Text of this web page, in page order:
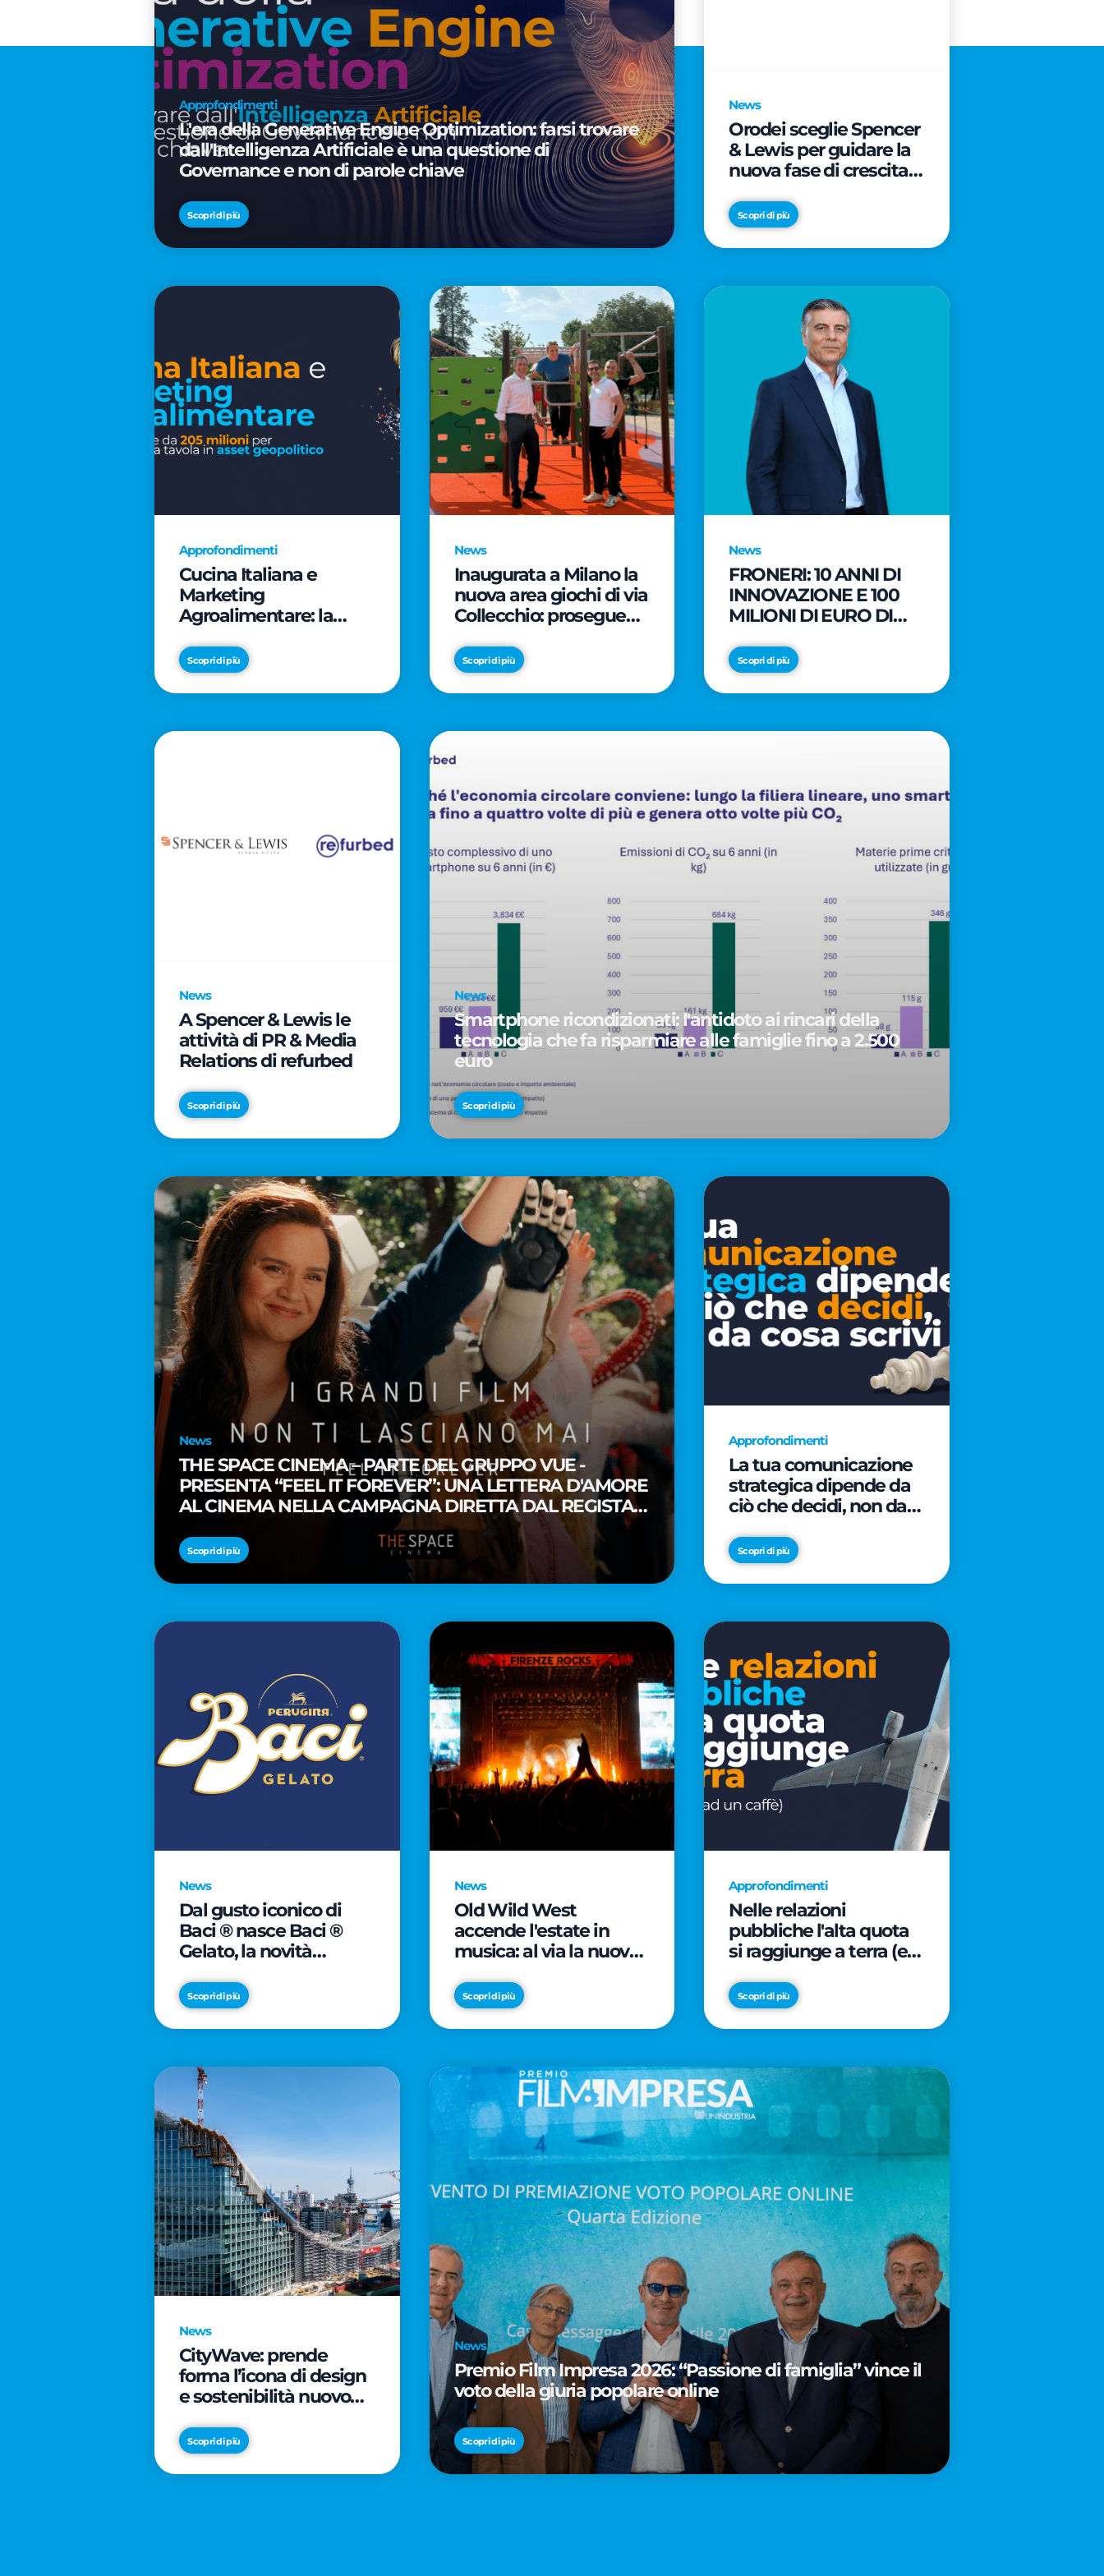
Approfondimenti
L'era della Generative Engine Optimization: farsi trovare
dall'Intelligenza Artificiale è una questione di
Governance e non di parole chiave
Scopri di più
News
Orodei sceglie Spencer
& Lewis per guidare la
nuova fase di crescita e
brand
Scopri di più
Approfondimenti
Cucina Italiana e
Marketing
Agroalimentare: la
milioni per trasformare
la tavola in asset
geopolitico
Scopri di più
News
Inaugurata a Milano la
nuova area giochi di via
Collecchio: prosegue
SmartCityLife per gli
spazi pubblici del
Municipio 8
Scopri di più
News
FRONERI: 10 ANNI DI
INNOVAZIONE E 100
MILIONI DI EURO DI
PER LO SVILUPPO DEL
MERCATO ITALIANO
DEL GELATO
Scopri di più
News
A Spencer & Lewis le
attività di PR & Media
Relations di refurbed
Scopri di più
News
Smartphone ricondizionati: l'antidoto ai rincari della
tecnologia che fa risparmiare alle famiglie fino a 2.500
euro
Scopri di più
News
THE SPACE CINEMA – PARTE DEL GRUPPO VUE -
PRESENTA “FEEL IT FOREVER”: UNA LETTERA D'AMORE
AL CINEMA NELLA CAMPAGNA DIRETTA DAL REGISTA
PREMIO OSCAR® TAIKA WAITITI
Scopri di più
Approfondimenti
La tua comunicazione
strategica dipende da
ciò che decidi, non da
Scopri di più
News
Dal gusto iconico di
Baci ® nasce Baci ®
Gelato, la novità
Scopri di più
News
Old Wild West
accende l'estate in
musica: al via la nuova
e le prestigiose
partnership con Radio
Italia e Live Nation
Scopri di più
Approfondimenti
Nelle relazioni
pubbliche l'alta quota
si raggiunge a terra (e
Scopri di più
News
CityWave: prende
forma l’icona di design
e sostenibilità nuovo
Scopri di più
News
Premio Film Impresa 2026: “Passione di famiglia” vince il
voto della giuria popolare online
Scopri di più